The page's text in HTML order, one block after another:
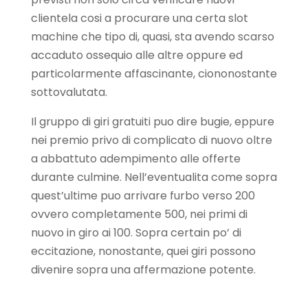
clientela cosi a procurare una certa slot
machine che tipo di, quasi, sta avendo scarso
accaduto ossequio alle altre oppure ed
particolarmente affascinante, ciononostante
sottovalutata.
Il gruppo di giri gratuiti puo dire bugie, eppure
nei premio privo di complicato di nuovo oltre
a abbattuto adempimento alle offerte
durante culmine. Nell’eventualita come sopra
quest’ultime puo arrivare furbo verso 200
ovvero completamente 500, nei primi di
nuovo in giro ai 100. Sopra certain po’ di
eccitazione, nonostante, quei giri possono
divenire sopra una affermazione potente.